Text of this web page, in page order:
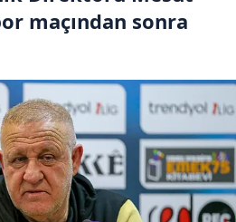
maçından sonra